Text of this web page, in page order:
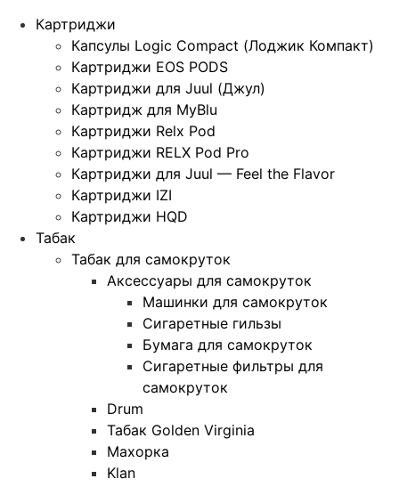
Картриджи
Капсулы Logic Compact (Лоджик Компакт)
Картриджи EOS PODS
Картриджи для Juul (Джул)
Картридж для MyBlu
Картриджи Relx Pod
Картриджи RELX Pod Pro
Картриджи для Juul — Feel the Flavor
Картриджи IZI
Картриджи HQD
Табак
Табак для самокруток
Аксессуары для самокруток
Машинки для самокруток
Сигаретные гильзы
Бумага для самокруток
Сигаретные фильтры для
самокруток
Drum
Табак Golden Virginia
Махорка
Klan